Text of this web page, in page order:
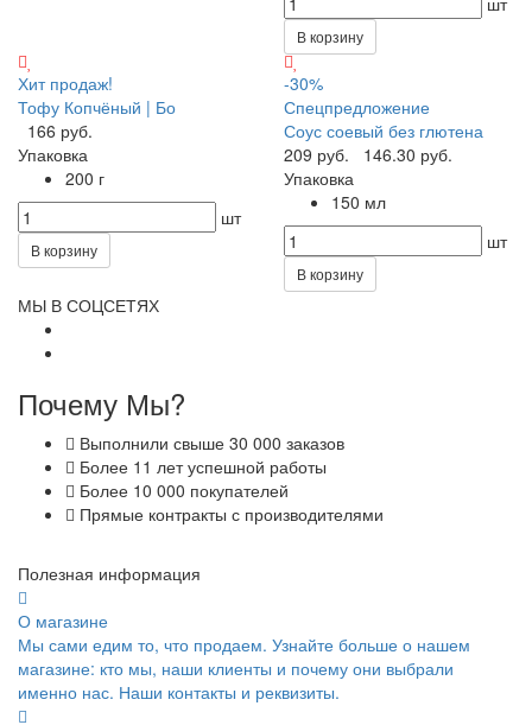
В корзину
Хит продаж!
Тофу Копчёный | Бо
166 руб.
Упаковка
200 г
шт
В корзину
-30%
Спецпредложение
Соус соевый без глютена
209 руб.
146.30 руб.
Упаковка
150 мл
шт
В корзину
МЫ В СОЦСЕТЯХ
Почему Мы?
Выполнили свыше 30 000 заказов
Более 11 лет успешной работы
Более 10 000 покупателей
Прямые контракты с производителями
Полезная информация
О магазине
Мы сами едим то, что продаем. Узнайте больше о нашем
магазине: кто мы, наши клиенты и почему они выбрали
именно нас. Наши контакты и реквизиты.